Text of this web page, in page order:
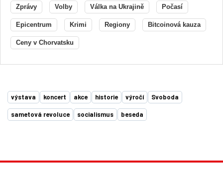
Zprávy Volby Válka na Ukrajině Počasí
Epicentrum Krimi Regiony Bitcoinová kauza
Ceny v Chorvatsku
výstava koncert akce historie výročí Svoboda
sametová revoluce socialismus beseda